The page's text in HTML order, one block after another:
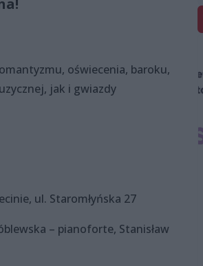
oświecenia, baroku,
jak i gwiazdy
ul. Staromłyńska 27
– pianoforte, Stanisław